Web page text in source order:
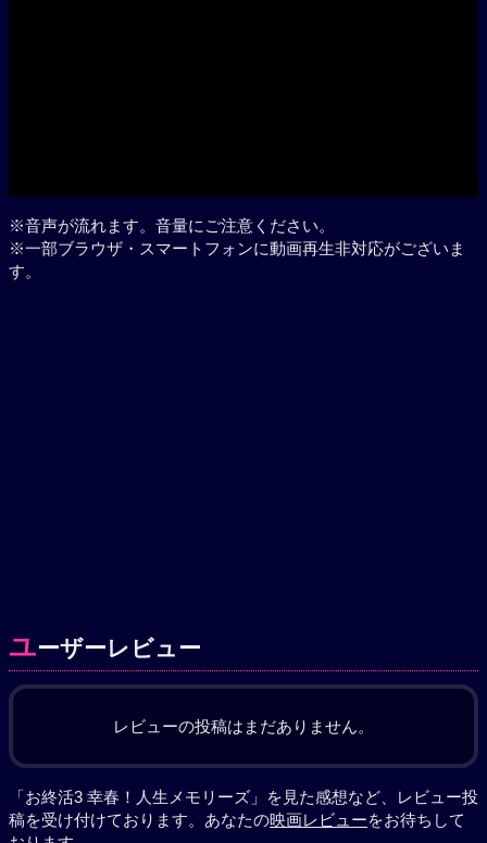
※音声が流れます。音量にご注意ください。
※一部ブラウザ・スマートフォンに動画再生非対応がございま
す。
ユーザーレビュー
レビューの投稿はまだありません。
「お終活3 幸春！人生メモリーズ」を見た感想など、レビュー投
稿を受け付けております。あなたの映画レビューをお待ちして